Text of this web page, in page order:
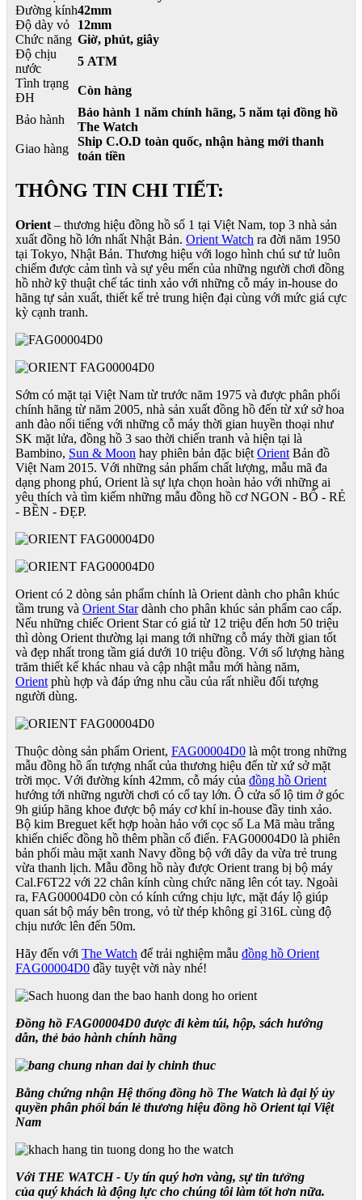
Đường kính42mm
Độ dày vỏ
12mm
Chức năng Giờ, phút, giây
Độ chịu
nước
5 ATM
Tình trạng
ĐH
Còn hàng
Bảo hành
Bảo hành 1 năm chính hãng, 5 năm tại đồng hồ
The Watch
Giao hàng
Ship C.O.D toàn quốc, nhận hàng mới thanh
toán tiền
THÔNG TIN CHI TIẾT:
Orient – thương hiệu đồng hồ số 1 tại Việt Nam, top 3 nhà sản
xuất đồng hồ lớn nhất Nhật Bản. Orient Watch ra đời năm 1950
tại Tokyo, Nhật Bản. Thương hiệu với logo hình chú sư tử luôn
chiếm được cảm tình và sự yêu mến của những người chơi đồng
hồ nhờ kỹ thuật chế tác tinh xảo với những cỗ máy in-house do
hãng tự sản xuất, thiết kế trẻ trung hiện đại cùng với mức giá cực
kỳ cạnh tranh.
Sớm có mặt tại Việt Nam từ trước năm 1975 và được phân phối
chính hãng từ năm 2005, nhà sản xuất đồng hồ đến từ xứ sở hoa
anh đào nổi tiếng với những cỗ máy thời gian huyền thoại như
SK mặt lửa, đồng hồ 3 sao thời chiến tranh và hiện tại là
Bambino, Sun & Moon hay phiên bản đặc biệt Orient Bản đồ
Việt Nam 2015. Với những sản phẩm chất lượng, mẫu mã đa
dạng phong phú, Orient là sự lựa chọn hoàn hảo với những ai
yêu thích và tìm kiếm những mẫu đồng hồ cơ NGON - BỔ - RẺ
- BỀN - ĐẸP.
Orient có 2 dòng sản phẩm chính là Orient dành cho phân khúc
tầm trung và Orient Stardành cho phân khúc sản phẩm cao cấp.
Nếu những chiếc Orient Star có giá từ 12 triệu đến hơn 50 triệu
thì dòng Orient thường lại mang tới những cỗ máy thời gian tốt
và đẹp nhất trong tầm giá dưới 10 triệu đồng. Với số lượng hàng
trăm thiết kế khác nhau và cập nhật mẫu mới hàng năm,
Orient phù hợp và đáp ứng nhu cầu của rất nhiều đối tượng
người dùng.​
Thuộc dòng sản phẩm Orient, FAG00004D0 là một trong những
mẫu đồng hồ ấn tượng nhất của thương hiệu đến từ xứ sở mặt
trời mọc. Với đường kính 42mm, cỗ máy của đồng hồ Orient
hướng tới những người chơi có cổ tay lớn. Ô cửa sổ lộ tim ở góc
9h giúp hãng khoe được bộ máy cơ khí in-house đầy tinh xảo.
Bộ kim Breguet kết hợp hoàn hảo với cọc số La Mã màu trắng
khiến chiếc đồng hồ thêm phần cổ điển. FAG00004D0 là phiên
bản phối màu mặt xanh Navy đồng bộ với dây da vừa trẻ trung
vừa thanh lịch. Mẫu đồng hồ này được Orient trang bị bộ máy
Cal.F6T22 với 22 chân kính cùng chức năng lên cót tay. Ngoài
ra, FAG00004D0 còn có kính cứng chịu lực, mặt đáy lộ giúp
quan sát bộ máy bên trong, vỏ từ thép không gỉ 316L cùng độ
chịu nước lên đến 50m.
Hãy đến với The Watch để trải nghiệm mẫu đồng hồ Orient
FAG00004D0 đầy tuyệt vời này nhé!
Đồng hồ FAG00004D0 được đi kèm túi, hộp, sách hướng
dẫn, thẻ bảo hành chính hãng
Bằng chứng nhận Hệ thống đồng hồ The Watch là đại lý ủy
quyền phân phối bán lẻ thương hiệu đồng hồ Orient tại Việt
Nam
Với THE WATCH - Uy tín quý hơn vàng, sự tin tưởng
của quý khách là động lực cho chúng tôi làm tốt hơn nữa.